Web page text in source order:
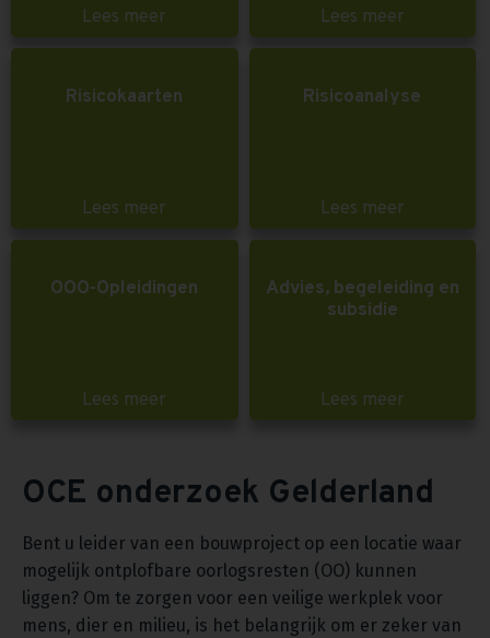
Lees meer Lees meer
Risicokaarten
Lees meer
Risicoanalyse
Lees meer
OOO-Opleidingen
Lees meer
Advies, begeleiding en
subsidie
Lees meer
OCE onderzoek Gelderland
Bent u leider van een bouwproject op een locatie waar
mogelijk ontplofbare oorlogsresten (OO) kunnen
liggen? Om te zorgen voor een veilige werkplek voor
mens, dier en milieu, is het belangrijk om er zeker van